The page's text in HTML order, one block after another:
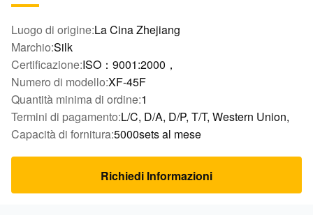
Luogo di origine:La Cina Zhejiang
Marchio:Silk
Certificazione:ISO：9001:2000，
Numero di modello:XF-45F
Quantità minima di ordine:1
Termini di pagamento:L/C, D/A, D/P, T/T, Western Union,
Capacità di fornitura:5000sets al mese
Richiedi Informazioni